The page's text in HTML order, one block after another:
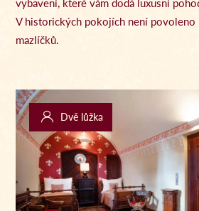
V historických pokojích není povoleno
mazlíčků.
Dvě lůžka